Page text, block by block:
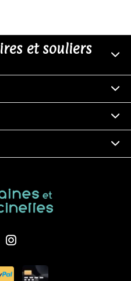
et souliers